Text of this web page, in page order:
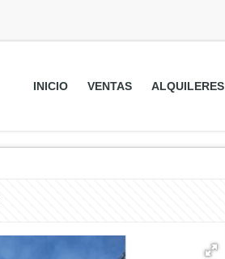
INICIO VENTAS ALQUILERES